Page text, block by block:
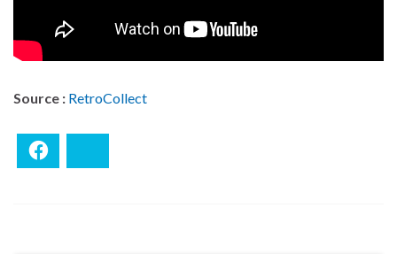
Source : RetroCollect